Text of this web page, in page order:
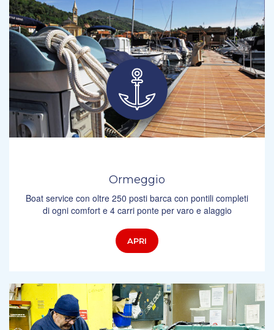
Ormeggio
Boat service con oltre 250 posti barca con pontili completi
di ogni comfort e 4 carri ponte per varo e alaggio